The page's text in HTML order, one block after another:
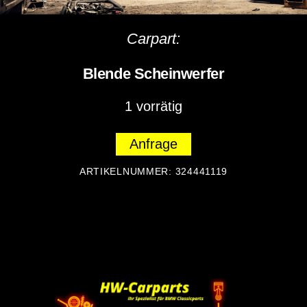
Carpart:
Blende Scheinwerfer
1 vorrätig
Anfrage
ARTIKELNUMMER: 324441119